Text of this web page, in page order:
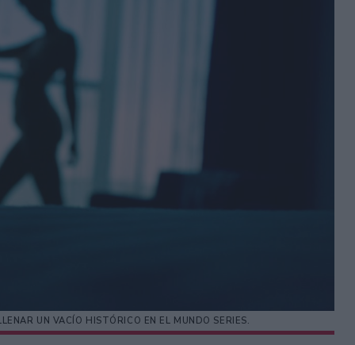
UN VACÍO HISTÓRICO EN EL MUNDO SERIES.